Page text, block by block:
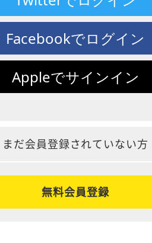
Facebookでログイン
Appleでサインイン
まだ会員登録されていない方
無料会員登録